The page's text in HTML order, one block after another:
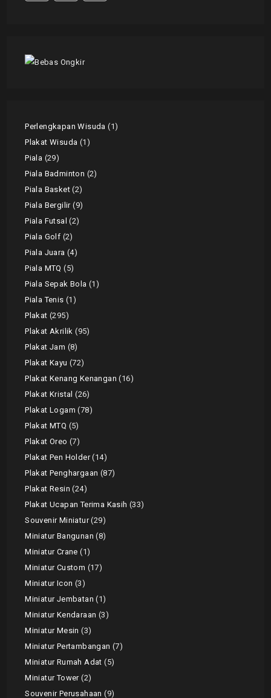
Perlengkapan Wisuda
1
Plakat Wisuda
1
Piala
29
Piala Badminton
2
Piala Basket 2
Piala Bergilir
9
Piala Futsal
2
Piala Golf 2
Piala Juara
4
Piala MTQ
5
Piala Sepak Bola
1
Piala Tenis 1
Plakat 295
Plakat Akrilik
95
Plakat Jam
8
Plakat Kayu
72
Plakat Kenang Kenangan
16
Plakat Kristal
26
Plakat Logam 78
Plakat MTQ
5
Plakat Oreo
7
Plakat Pen Holder 14
Plakat Penghargaan
87
Plakat Resin 24
Plakat Ucapan Terima Kasih
33
Souvenir Miniatur 29
Miniatur Bangunan 8
Miniatur Crane
1
Miniatur Custom
17
Miniatur Icon
3
Miniatur Jembatan
1
Miniatur Kendaraan
3
Miniatur Mesin
3
Miniatur Pertambangan
7
Miniatur Rumah Adat
5
Miniatur Tower 2
Souvenir Perusahaan
9